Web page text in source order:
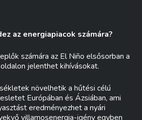
az energiapiacok számára?
számára az El Niño elsősorban a
jelenthet kihívásokat.
növelhetik a hűtési célú
Európában és Ázsiában, ami
eredményezhet a nyári
villamosenergia-igény egyben